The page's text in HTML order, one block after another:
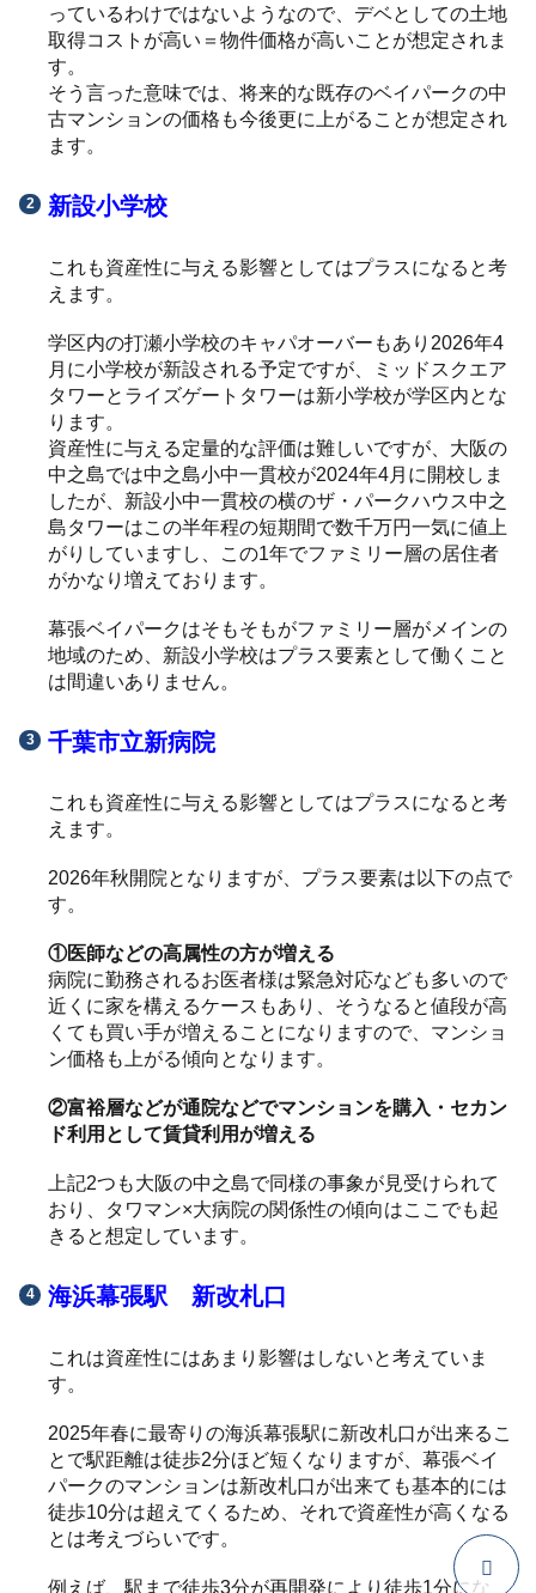
っているわけではないようなので、デベとしての土地
取得コストが高い＝物件価格が高いことが想定されま
す。
そう言った意味では、将来的な既存のベイパークの中
古マンションの価格も今後更に上がることが想定され
ます。
新設小学校
これも資産性に与える影響としてはプラスになると考
えます。
学区内の打瀬小学校のキャパオーバーもあり2026年4
月に小学校が新設される予定ですが、ミッドスクエア
タワーとライズゲートタワーは新小学校が学区内とな
ります。
資産性に与える定量的な評価は難しいですが、大阪の
中之島では中之島小中一貫校が2024年4月に開校しま
したが、新設小中一貫校の横のザ・パークハウス中之
島タワーはこの半年程の短期間で数千万円一気に値上
がりしていますし、この1年でファミリー層の居住者
がかなり増えております。
幕張ベイパークはそもそもがファミリー層がメインの
地域のため、新設小学校はプラス要素として働くこと
は間違いありません。
千葉市立新病院
これも資産性に与える影響としてはプラスになると考
えます。
2026年秋開院となりますが、プラス要素は以下の点で
す。
①医師などの高属性の方が増える
病院に勤務されるお医者様は緊急対応なども多いので
近くに家を構えるケースもあり、そうなると値段が高
くても買い手が増えることになりますので、マンショ
ン価格も上がる傾向となります。
②富裕層などが通院などでマンションを購入・セカン
ド利用として賃貸利用が増える
上記2つも大阪の中之島で同様の事象が見受けられて
おり、タワマン×大病院の関係性の傾向はここでも起
きると想定しています。
海浜幕張駅 新改札口
これは資産性にはあまり影響はしないと考えていま
す。
2025年春に最寄りの海浜幕張駅に新改札口が出来るこ
とで駅距離は徒歩2分ほど短くなりますが、幕張ベイ
パークのマンションは新改札口が出来ても基本的には
徒歩10分は超えてくるため、それで資産性が高くなる
とは考えづらいです。
例えば、駅まで徒歩3分が再開発により徒歩1分にな